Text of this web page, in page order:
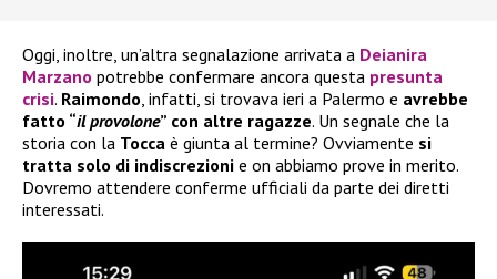
Oggi, inoltre, un’altra segnalazione arrivata a Deianira
Marzano potrebbe confermare ancora questa presunta
crisi. Raimondo, infatti, si trovava ieri a Palermo e avrebbe
fatto “il provolone” con altre ragazze. Un segnale che la
storia con la Tocca è giunta al termine? Ovviamente si
tratta solo di indiscrezioni e on abbiamo prove in merito.
Dovremo attendere conferme ufficiali da parte dei diretti
interessati.